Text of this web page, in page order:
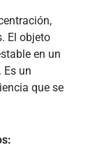
El objeto
en un
Es un
que se